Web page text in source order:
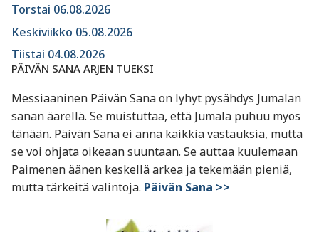
Torstai 06.08.2026
Keskiviikko 05.08.2026
Tiistai 04.08.2026
PÄIVÄN SANA ARJEN TUEKSI
Messiaaninen Päivän Sana on lyhyt pysähdys Jumalan
sanan äärellä. Se muistuttaa, että Jumala puhuu myös
tänään. Päivän Sana ei anna kaikkia vastauksia, mutta
se voi ohjata oikeaan suuntaan. Se auttaa kuulemaan
Paimenen äänen keskellä arkea ja tekemään pieniä,
mutta tärkeitä valintoja. Päivän Sana >>